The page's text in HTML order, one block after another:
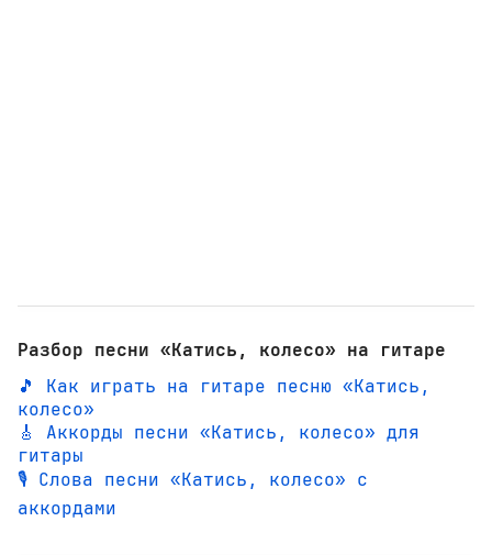
Разбор песни «Катись, колесо» на гитаре
🎵 Как играть на гитаре песню «Катись,
колесо»
🎸 Аккорды песни «Катись, колесо» для
гитары
🎙️ Слова песни «Катись, колесо» с
аккордами